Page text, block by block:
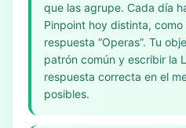
que las agrupe. Cada día
Pinpoint hoy distinta, como
respuesta “Operas”. Tu
patrón común y escribir la
respuesta correcta en el
posibles.